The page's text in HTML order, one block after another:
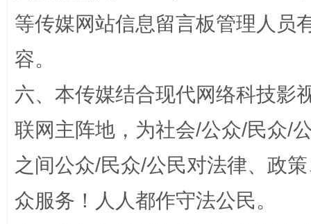
等传媒网站信息留言板管理人员
容。
六、本传媒结合现代网络科技影
联网主阵地，为社会/公众/民众/
之间公众/民众/公民对法律、政
众服务！人人都作守法公民。